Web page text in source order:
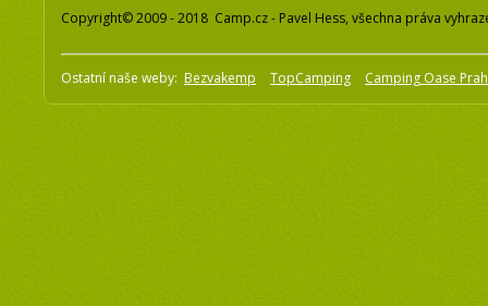
Copyright© 2009 - 2018 Camp.cz - Pavel Hess, všechna práva
Ostatní naše weby: Bezvakemp TopCamping Camping Oase